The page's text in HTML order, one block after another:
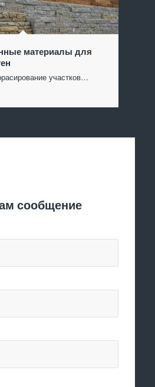
материалы для
участков…
сообщение